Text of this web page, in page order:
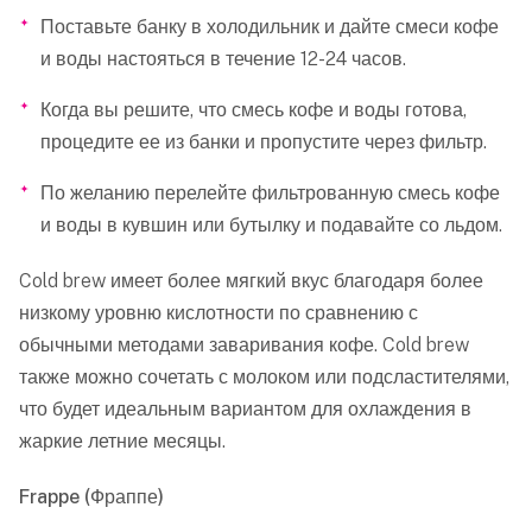
Поставьте банку в холодильник и дайте смеси кофе
и воды настояться в течение 12-24 часов.
Когда вы решите, что смесь кофе и воды готова,
процедите ее из банки и пропустите через фильтр.
По желанию перелейте фильтрованную смесь кофе
и воды в кувшин или бутылку и подавайте со льдом.
Cold brew имеет более мягкий вкус благодаря более
низкому уровню кислотности по сравнению с
обычными методами заваривания кофе. Cold brew
также можно сочетать с молоком или подсластителями,
что будет идеальным вариантом для охлаждения в
жаркие летние месяцы.
Frappe (Фраппе)